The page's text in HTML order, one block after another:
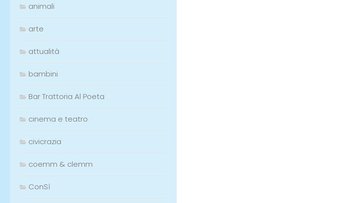
animali
arte
attualità
bambini
Bar Trattoria Al Poeta
cinema e teatro
civicrazia
coemm & clemm
ConSì